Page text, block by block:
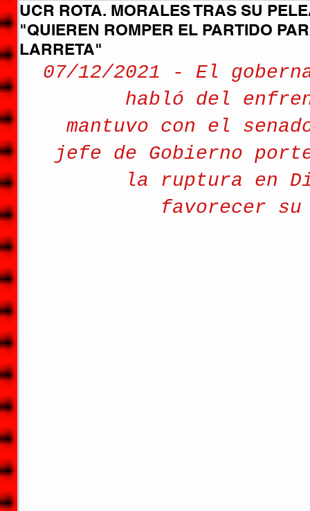
UCR ROTA. MORALES TRAS SU
"QUIEREN ROMPER EL PARTIDO
LARRETA"
07/12/2021 - El
habló del
mantuvo con el
jefe de Gobierno
la ruptura en
favorecer